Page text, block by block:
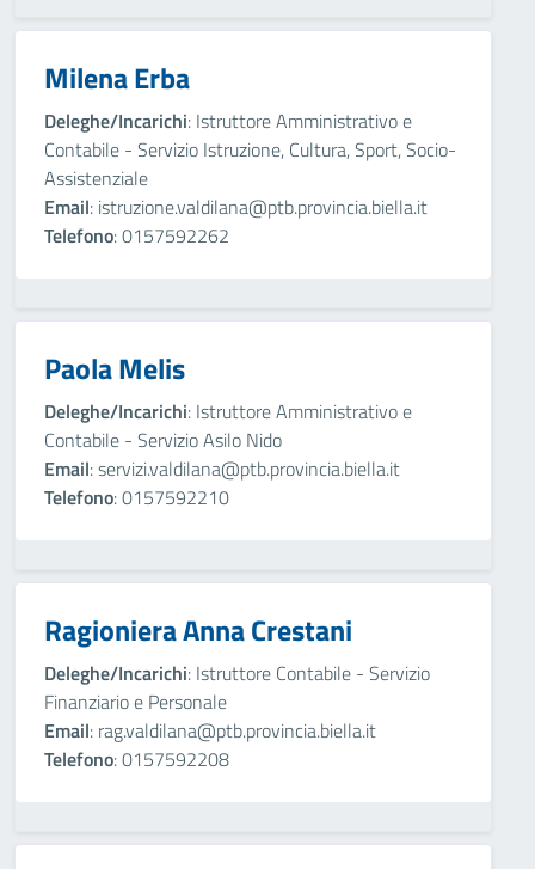
Milena Erba
Deleghe/Incarichi: Istruttore Amministrativo e
Contabile - Servizio Istruzione, Cultura, Sport, Socio-
Assistenziale
Email: istruzione.valdilana@ptb.provincia.biella.it
Telefono: 0157592262
Paola Melis
Deleghe/Incarichi: Istruttore Amministrativo e
Contabile - Servizio Asilo Nido
Email: servizi.valdilana@ptb.provincia.biella.it
Telefono: 0157592210
Ragioniera Anna Crestani
Deleghe/Incarichi: Istruttore Contabile - Servizio
Finanziario e Personale
Email: rag.valdilana@ptb.provincia.biella.it
Telefono: 0157592208